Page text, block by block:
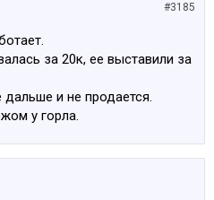
#3185
за 20к, ее выставили за
дальше и не продается.
у горла.